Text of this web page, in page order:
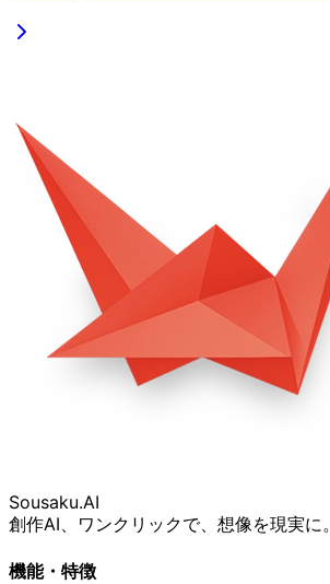
Sousaku.AI
創作AI、ワンクリックで、想像を現実に。
機能・特徴